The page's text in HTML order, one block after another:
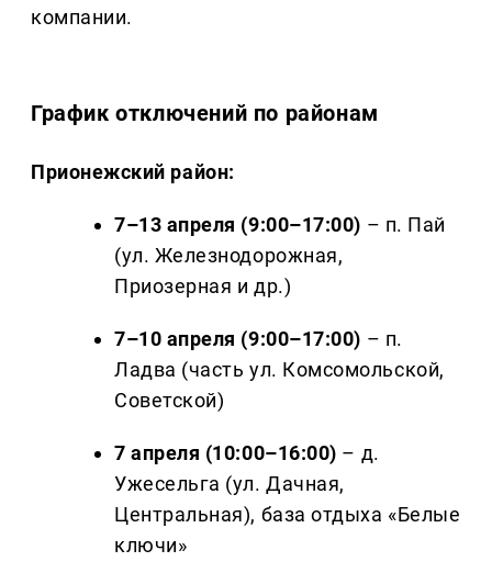
компании.
График отключений по районам
Прионежский район:
7–13 апреля (9:00–17:00) – п. Пай
(ул. Железнодорожная,
Приозерная и др.)
7–10 апреля (9:00–17:00) – п.
Ладва (часть ул. Комсомольской,
Советской)
7 апреля (10:00–16:00) – д.
Ужесельга (ул. Дачная,
Центральная), база отдыха «Белые
ключи»